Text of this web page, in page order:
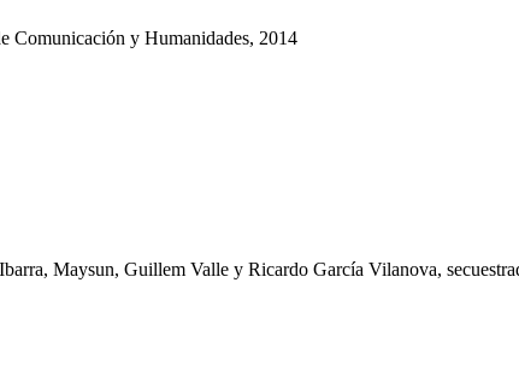
Comunicación y Humanidades, 2014
Maysun, Guillem Valle y Ricardo García Vilanova,